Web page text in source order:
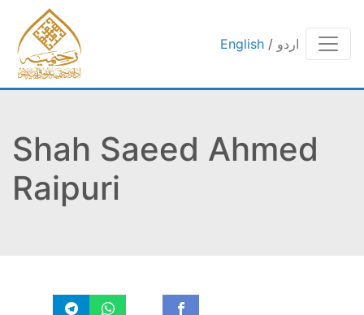
English / اردو
Shah Saeed Ahmed
Raipuri